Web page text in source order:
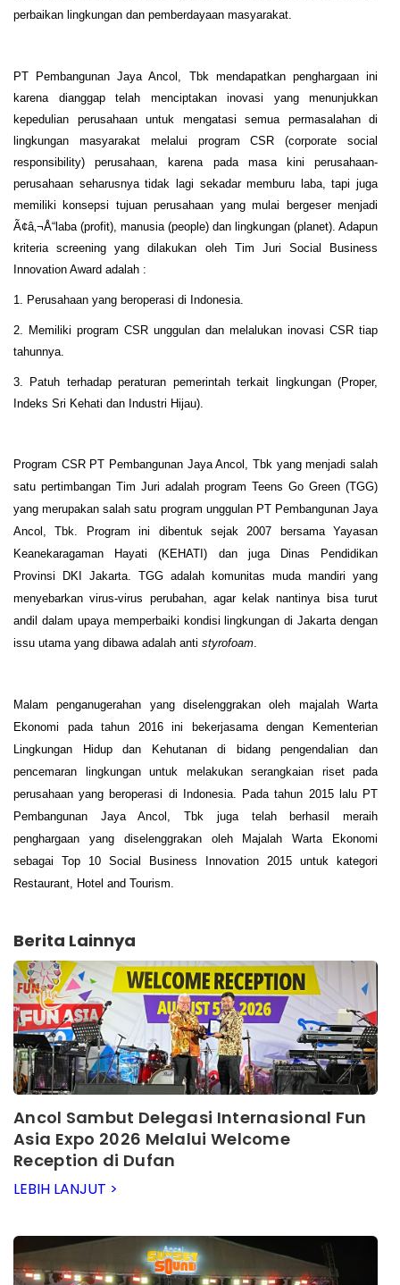
perbaikan lingkungan dan pemberdayaan masyarakat.
PT Pembangunan Jaya Ancol, Tbk mendapatkan penghargaan ini
karena dianggap telah menciptakan inovasi yang menunjukkan
kepedulian perusahaan untuk mengatasi semua permasalahan di
lingkungan masyarakat melalui program CSR (corporate social
responsibility) perusahaan, karena pada masa kini perusahaan-
perusahaan seharusnya tidak lagi sekadar memburu laba, tapi juga
memiliki konsepsi tujuan perusahaan yang mulai bergeser menjadi
Ã¢â‚¬Å“laba (profit), manusia (people) dan lingkungan (planet). Adapun
kriteria screening yang dilakukan oleh Tim Juri Social Business
Innovation Award adalah :
1. Perusahaan yang beroperasi di Indonesia.
2. Memiliki program CSR unggulan dan melalukan inovasi CSR tiap
tahunnya.
3. Patuh terhadap peraturan pemerintah terkait lingkungan (Proper,
Indeks Sri Kehati dan Industri Hijau).
Program CSR PT Pembangunan Jaya Ancol, Tbk yang menjadi salah
satu pertimbangan Tim Juri adalah program Teens Go Green (TGG)
yang merupakan salah satu program unggulan PT Pembangunan Jaya
Ancol, Tbk. Program ini dibentuk sejak 2007 bersama Yayasan
Keanekaragaman Hayati (KEHATI) dan juga Dinas Pendidikan
Provinsi DKI Jakarta. TGG adalah komunitas muda mandiri yang
menyebarkan virus-virus perubahan, agar kelak nantinya bisa turut
andil dalam upaya memperbaiki kondisi lingkungan di Jakarta dengan
issu utama yang dibawa adalah anti styrofoam
Malam penganugerahan yang diselenggrakan oleh majalah Warta
Ekonomi pada tahun 2016 ini bekerjasama dengan Kementerian
Lingkungan Hidup dan Kehutanan di bidang pengendalian dan
pencemaran lingkungan untuk melakukan serangkaian riset pada
perusahaan yang beroperasi di Indonesia. Pada tahun 2015 lalu PT
Pembangunan Jaya Ancol, Tbk juga telah berhasil meraih
penghargaan yang diselenggrakan oleh Majalah Warta Ekonomi
sebagai Top 10 Social Business Innovation 2015 untuk kategori
Restaurant, Hotel and Tourism.
Berita Lainnya
Ancol Sambut Delegasi Internasional Fun
Asia Expo 2026 Melalui Welcome
Reception di Dufan
LEBIH LANJUT >